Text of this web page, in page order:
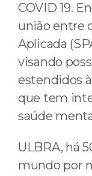
COVID 19.
união entre
Aplicada
visando
estendidos
que tem
saúde
ULBRA, há
mundo por